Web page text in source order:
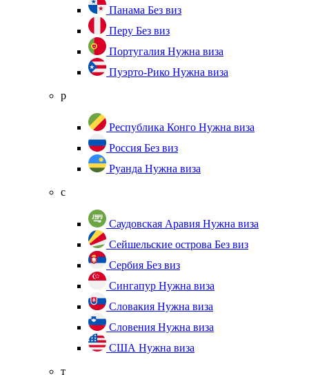
Панама Без виз
Перу Без виз
Португалия Нужна виза
Пуэрто-Рико Нужна виза
р
Республика Конго Нужна виза
Россия Без виз
Руанда Нужна виза
с
Саудовская Аравия Нужна виза
Сейшельские острова Без виз
Сербия Без виз
Сингапур Нужна виза
Словакия Нужна виза
Словения Нужна виза
США Нужна виза
т